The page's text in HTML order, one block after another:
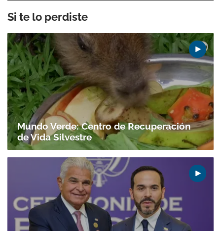
Si te lo perdiste
Mundo Verde: Centro de Recuperación
de Vida Silvestre